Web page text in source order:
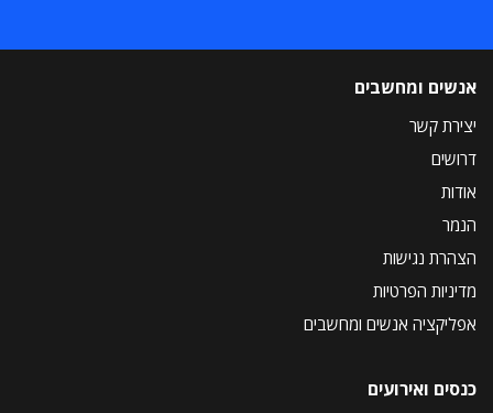
אנשים ומחשבים
יצירת קשר
דרושים
אודות
הנמר
הצהרת נגישות
מדיניות הפרטיות
אפליקציה אנשים ומחשבים
כנסים ואירועים